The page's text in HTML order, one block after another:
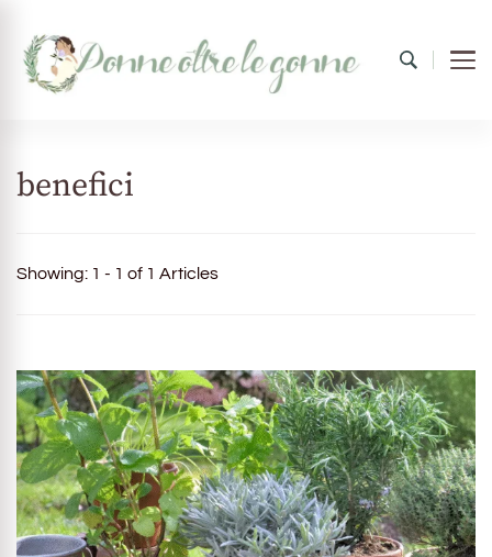
benefici
Showing: 1 - 1 of 1 Articles